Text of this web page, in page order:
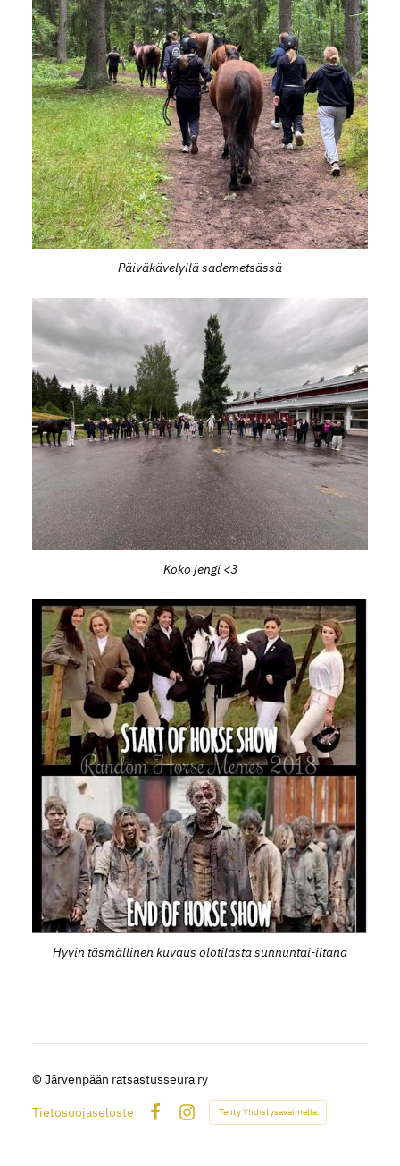
Päiväkävelyllä sademetsässä
Koko jengi <3
Hyvin täsmällinen kuvaus olotilasta sunnuntai-iltana
© Järvenpään ratsastusseura ry
Tietosuojaseloste
Instagram
Tehty Yhdistysavaimella